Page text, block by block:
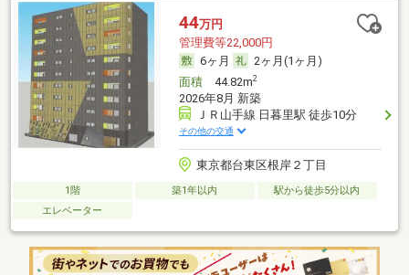
44万円
管理費等22,000円
6ヶ月
2ヶ月(1ヶ月)
面積44.82m2
2026年8月 新築
ＪＲ山手線 日暮里駅 徒歩10分
その他の交通
東京都台東区根岸２丁目
1階 築1年以内
駅から徒歩5分以内
エレベーター